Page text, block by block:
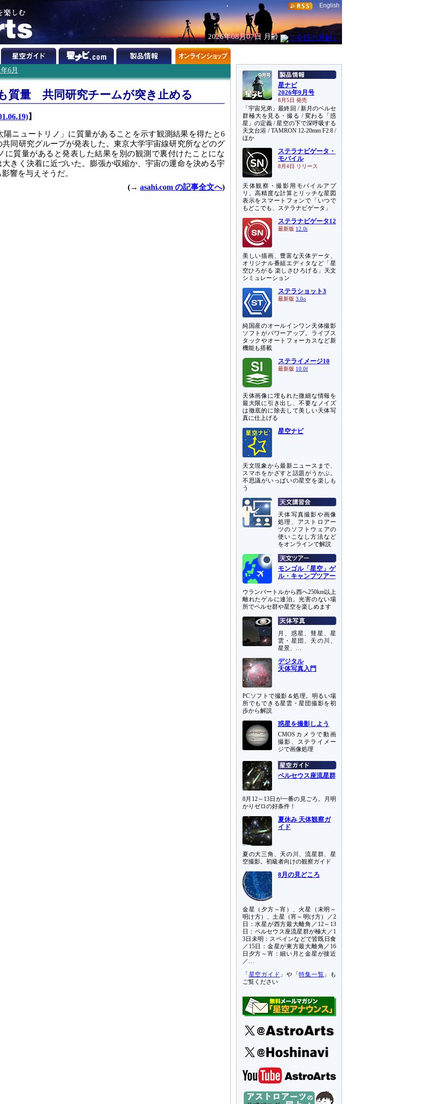
English
2026年08月07日 月齢
6月
質量 共同研究チームが突き止める
】
陽ニュートリノ」に質量があることを示す観測結果を得たと6
共同研究グループが発表した。東京大学宇宙線研究所などのグ
に質量があると発表した結果を別の観測で裏付けたことにな
きく決着に近づいた。膨張か収縮か、宇宙の運命を決める宇
響を与えそうだ。
(→ asahi.com の記事全文へ)
星ナビ
2026年9月号
8月5日 発売
「宇宙兄弟」最終回 / 新月のペルセ
群極大を見る・撮る / 変わる「惑
星」の定義 / 星空の下で深呼吸する
天文台浴 / TAMRON 12-20mm F2.8 /
ほか
ステラナビゲータ・
モバイル
8月4日 リリース
天体観察・撮影用モバイルアプ
リ。高精度な計算とリッチな星図
表示をスマートフォンで「いつで
もどこでも、ステラナビゲータ」
ステラナビゲータ12
最新版 12.0i
美しい描画、豊富な天体データ、
オリジナル番組エディタなど「星
空ひろがる 楽しさひろげる」天文
シミュレーション
ステラショット3
最新版 3.0o
純国産のオールインワン天体撮影
ソフトがパワーアップ。ライブス
タックやオートフォーカスなど新
機能も搭載
ステライメージ10
最新版 10.0f
天体画像に埋もれた微細な情報を
最大限に引き出し、不要なノイズ
は徹底的に除去して美しい天体写
真に仕上げる
星空ナビ
天文現象から最新ニュースまで、
スマホをかざすと話題がうかぶ。
不思議がいっぱいの星空を楽しも
う
天体写真撮影や画像
処理、アストロアー
ツのソフトウェアの
使いこなし方法など
をオンラインで解説
モンゴル「星空」ゲ
ル・キャンプツアー
ウランバートルから西へ250km以上
離れたゲルに連泊。光害のない場
所でペルセ群や星空を楽しめます
月、惑星、彗星、星
雲・星団、天の川、
星景、…
デジタル
天体写真入門
PCソフトで撮影＆処理。明るい場
所でもできる星雲・星団撮影を初
歩から解説
惑星を撮影しよう
CMOSカメラで動画
撮影、ステライメー
ジで画像処理
ペルセウス座流星群
8月12～13日が一番の見ごろ。月明
かりゼロの好条件！
夏休み 天体観察ガ
イド
夏の大三角、天の川、流星群、星
空撮影。初級者向けの観察ガイド
8月の見どころ
金星（夕方～宵）、火星（未明～
明け方）、土星（宵～明け方）／2
日：水星が西方最大離角／12～13
日：ペルセウス座流星群が極大／1
3日未明：スペインなどで皆既日食
／15日：金星が東方最大離角／16
日夕方～宵：細い月と金星が接近
／…
「 星空ガイド 」や「特集一覧 」も
ご覧ください